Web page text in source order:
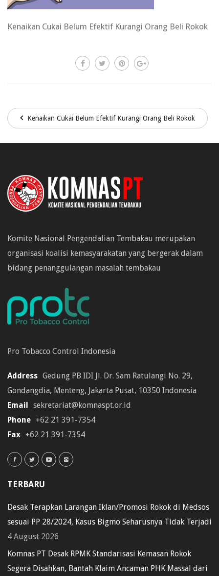
Kenaikan Cukai Belum Efektif Kurangi Orang Beli Rokok
Kenaikan Cukai Belum Efektif Kurangi Orang Beli Rokok
Komite Nasional Pengendalian Tembakau merupakan
organisasi koalisi kemasyarakatan yang bergerak dalam
bidang penanggulangan masalah tembakau
Pro Tobacco Control Indonesia
Address Gedung PB IDI Jl. Dr. Sam Ratulangi No. 29,
Gondangdia, Menteng, Jakarta Pusat, 10350 Indonesia
Email sekretariat@komnaspt.or.id
Phone +62 21 391-7354
Fax +62 21 391-7354
TERBARU
Desak Terapkan Larangan Iklan/Promosi Rokok di Medsos
sesuai PP 28/2024, Kasus Bigmo Seharusnya Tidak Terjadi
4 August 2026
Komnas PT Desak RPMK Standarisasi Kemasan Rokok
Segera Disahkan, Bantah Klaim Ancaman PHK Massal dari